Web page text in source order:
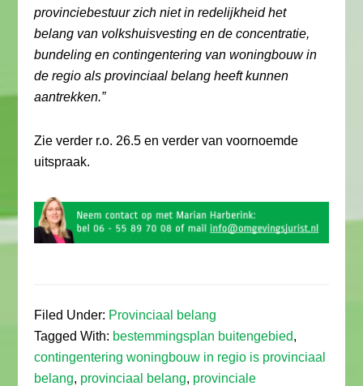
provinciebestuur zich niet in redelijkheid het
belang van volkshuisvesting en de concentratie,
bundeling en contingentering van woningbouw in
de regio als provinciaal belang heeft kunnen
aantrekken.”
Zie verder r.o. 26.5 en verder van voornoemde
uitspraak.
Filed Under: Provinciaal belang
Tagged With: bestemmingsplan buitengebied,
contingentering woningbouw in regio is provinciaal
belang, provinciaal belang, provinciale